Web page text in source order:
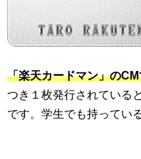
「楽天カードマン」の
つき１枚発行されている
です。学生でも持ってい